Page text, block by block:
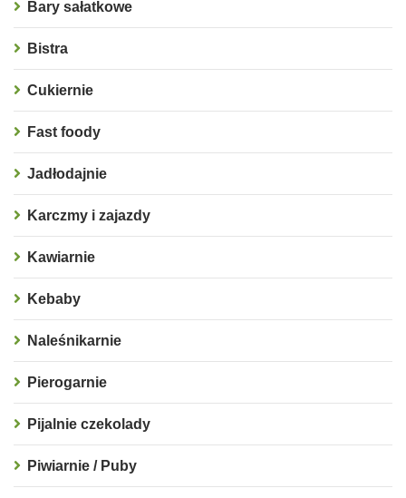
Bary sałatkowe
Bistra
Cukiernie
Fast foody
Jadłodajnie
Karczmy i zajazdy
Kawiarnie
Kebaby
Naleśnikarnie
Pierogarnie
Pijalnie czekolady
Piwiarnie / Puby